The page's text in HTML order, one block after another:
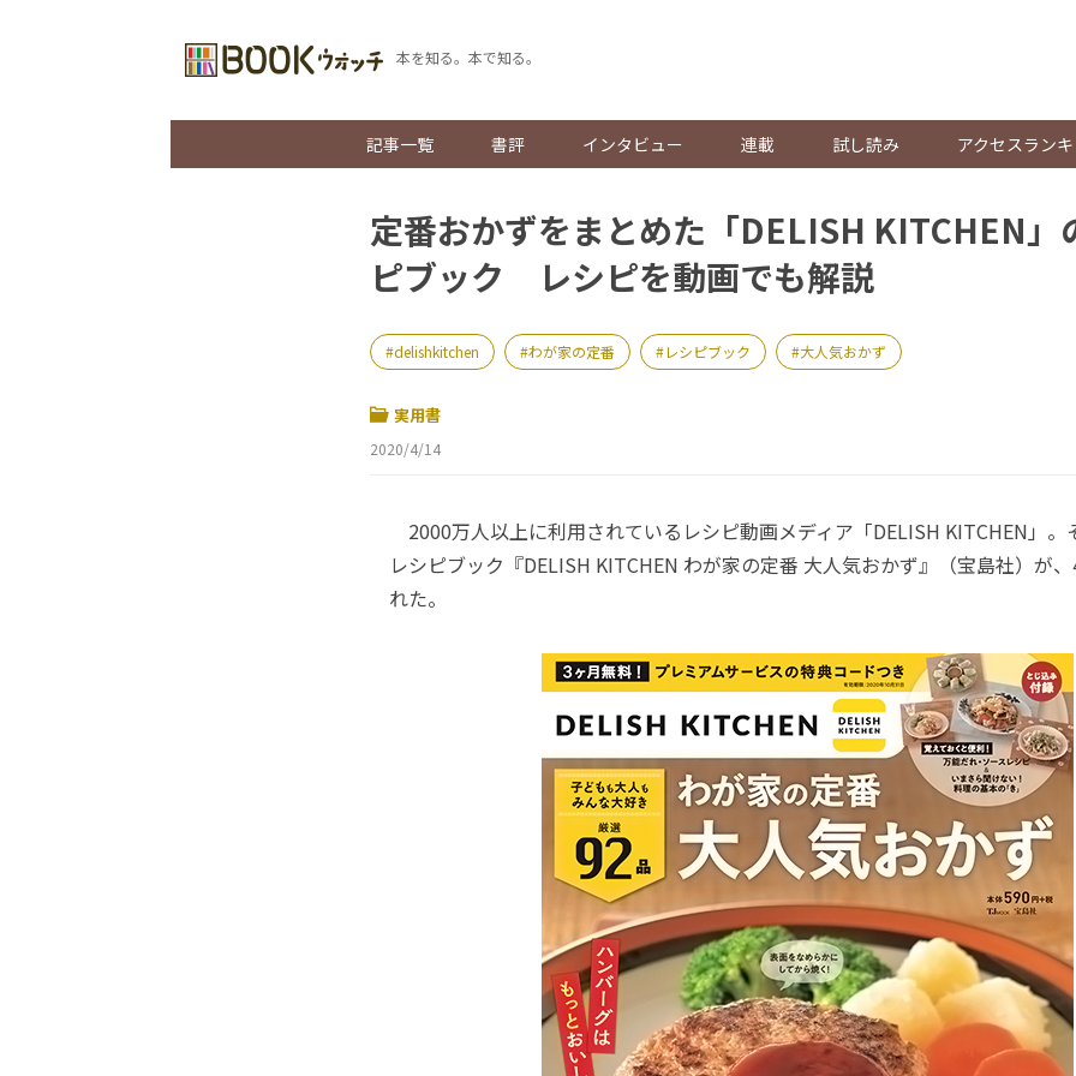
本を知る。本で知る。
記事一覧 書評 インタビュー 連載 試し読み アクセスラン
定番おかずをまとめた「DELISH KITCHEN」
ピブック レシピを動画でも解説
delishkitchen わが家の定番 レシピブック 大人気おかず
実用書
2020/4/14
2000万人以上に利用されているレシピ動画メディア「DELISH KITCHEN」。
レシピブック『DELISH KITCHEN わが家の定番 大人気おかず』（宝島社）が
れた。